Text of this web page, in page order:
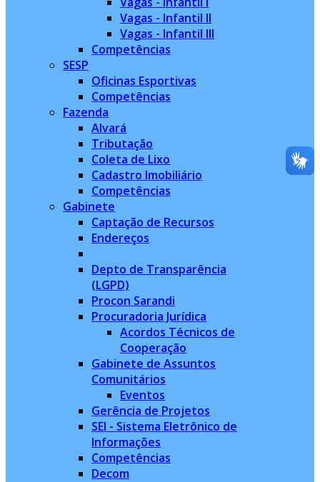
Vagas - Infantil II
Vagas - Infantil III
Competências
SESP
Oficinas Esportivas
Competências
Fazenda
Alvará
Tributação
Coleta de Lixo
Cadastro Imobiliário
Competências
Gabinete
Captação de Recursos
Endereços
Depto de Transparência
(LGPD)
Procon Sarandi
Procuradoria Jurídica
Acordos Técnicos de
Cooperação
Gabinete de Assuntos
Comunitários
Eventos
Gerência de Projetos
SEI - Sistema Eletrônico de
Informações
Competências
Decom